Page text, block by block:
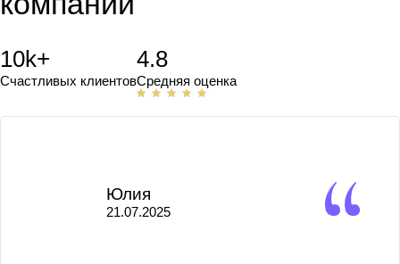
10k+
Счастливых клиентов
4.8
Средняя оценка
Юлия
21.07.2025